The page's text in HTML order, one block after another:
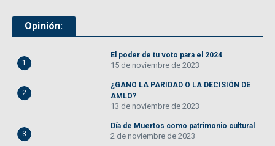
Opinión:
1
El poder de tu voto para el 2024
15 de noviembre de 2023
2
¿GANO LA PARIDAD O LA DECISIÓN DE
AMLO?
13 de noviembre de 2023
3
Día de Muertos como patrimonio cultural
2 de noviembre de 2023